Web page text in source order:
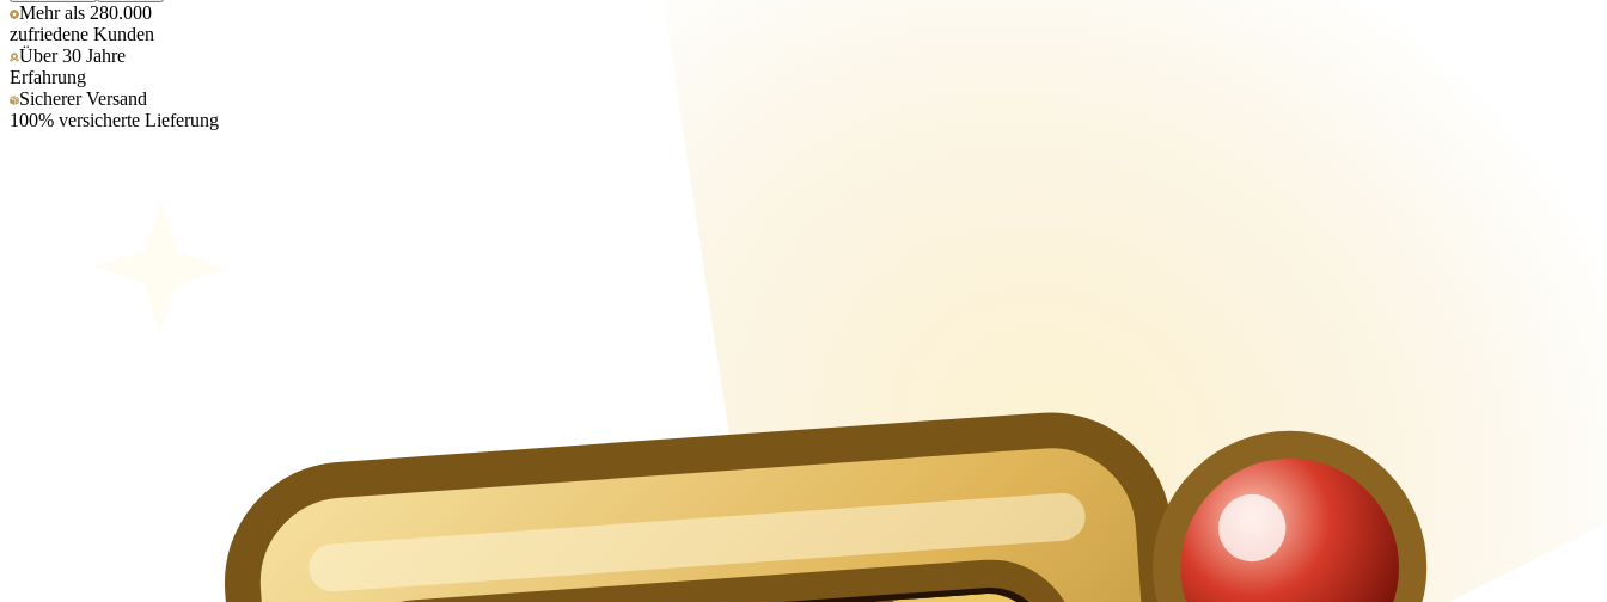
Mehr als 280.000
zufriedene Kunden
Über 30 Jahre
Erfahrung
Sicherer Versand
100% versicherte Lieferung